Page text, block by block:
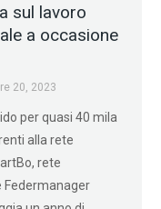
sul lavoro
a occasione
20, 2023
per quasi 40 mila
alla rete
rete
Federmanager